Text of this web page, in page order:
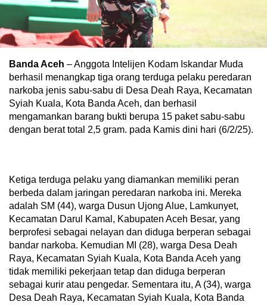
Banda Aceh – Anggota Intelijen Kodam Iskandar Muda
berhasil menangkap tiga orang terduga pelaku peredaran
narkoba jenis sabu-sabu di Desa Deah Raya, Kecamatan
Syiah Kuala, Kota Banda Aceh, dan berhasil
mengamankan barang bukti berupa 15 paket sabu-sabu
dengan berat total 2,5 gram. pada Kamis dini hari (6/2/25).
Ketiga terduga pelaku yang diamankan memiliki peran
berbeda dalam jaringan peredaran narkoba ini. Mereka
adalah SM (44), warga Dusun Ujong Alue, Lamkunyet,
Kecamatan Darul Kamal, Kabupaten Aceh Besar, yang
berprofesi sebagai nelayan dan diduga berperan sebagai
bandar narkoba. Kemudian MI (28), warga Desa Deah
Raya, Kecamatan Syiah Kuala, Kota Banda Aceh yang
tidak memiliki pekerjaan tetap dan diduga berperan
sebagai kurir atau pengedar. Sementara itu, A (34), warga
Desa Deah Raya, Kecamatan Syiah Kuala, Kota Banda